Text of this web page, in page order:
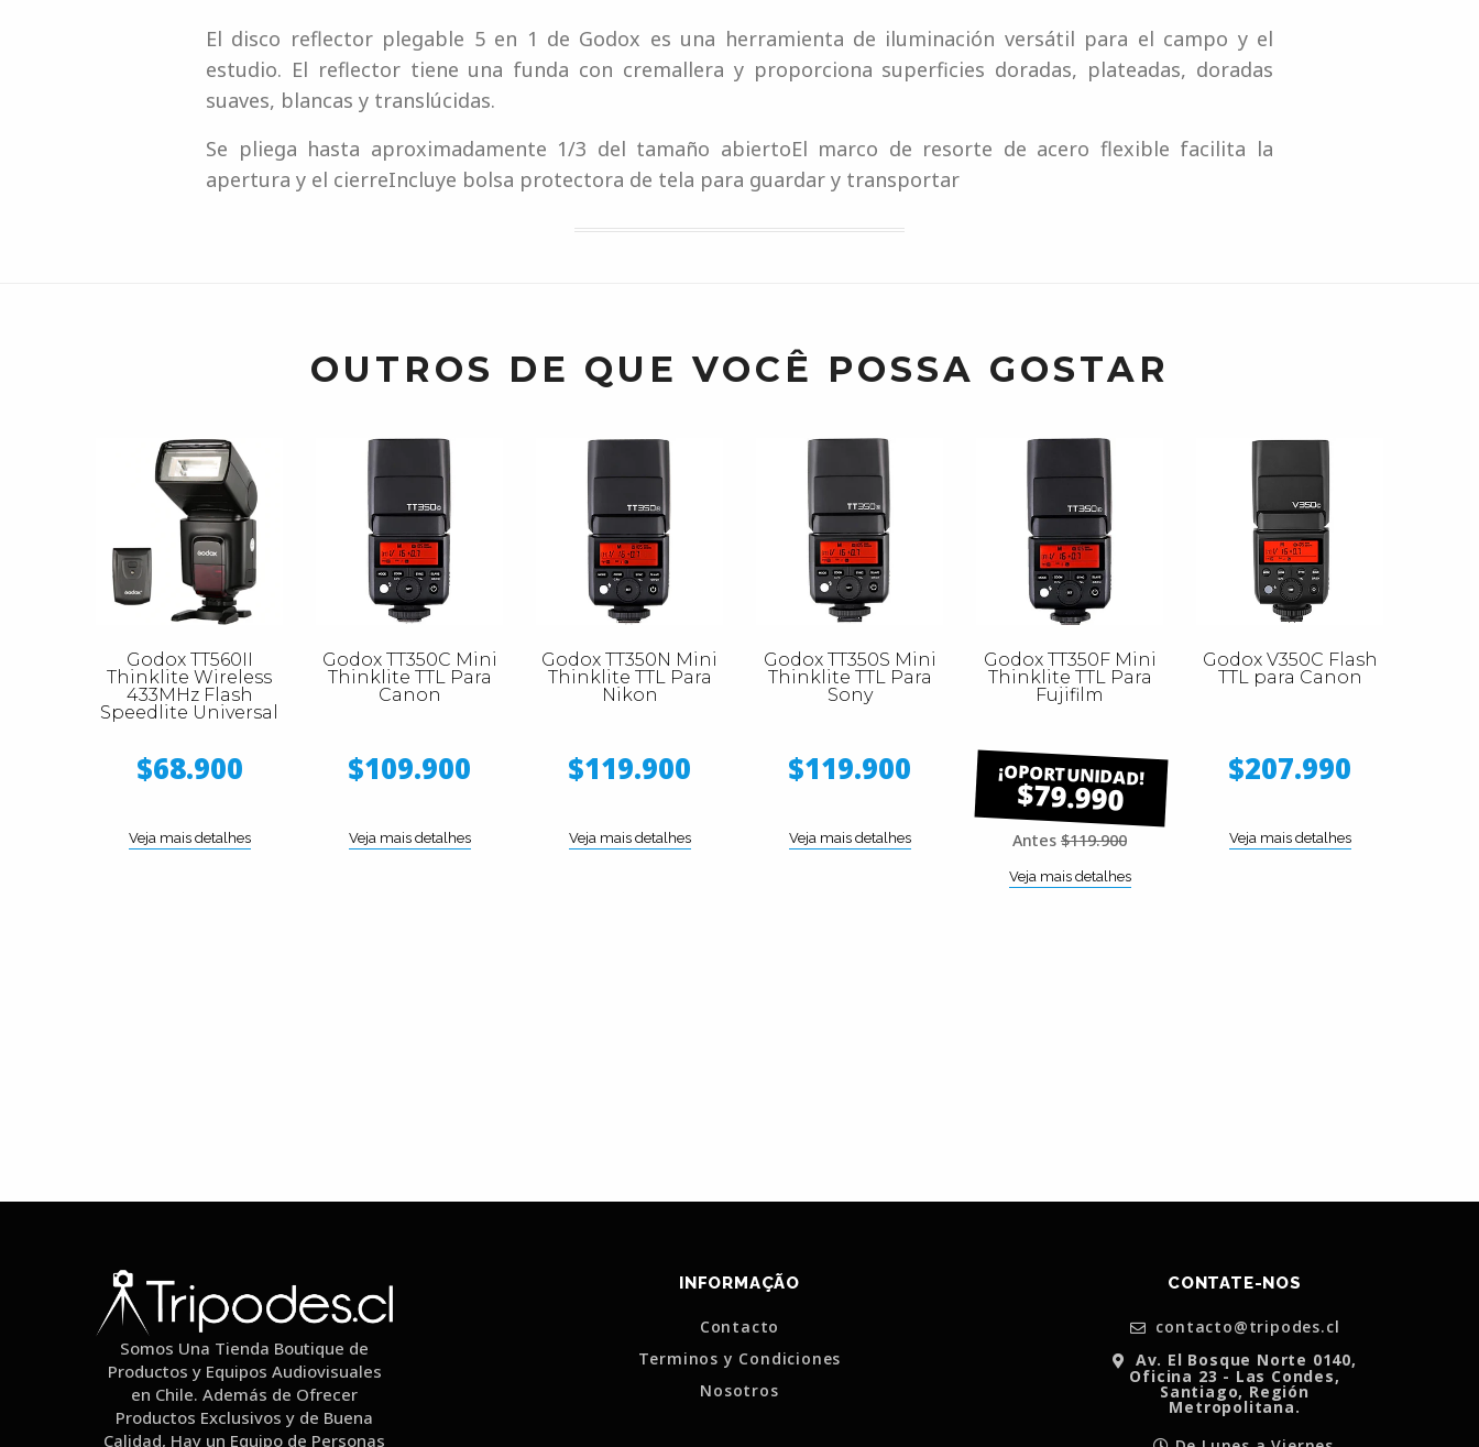
El disco reflector plegable 5 en 1 de Godox es una herramienta de iluminación versátil para el campo y el
estudio. El reflector tiene una funda con cremallera y proporciona superficies doradas, plateadas, doradas
suaves, blancas y translúcidas.
Se pliega hasta aproximadamente 1/3 del tamaño abiertoEl marco de resorte de acero flexible facilita la
apertura y el cierreIncluye bolsa protectora de tela para guardar y transportar
OUTROS DE QUE VOCÊ POSSA GOSTAR
Godox TT560II
Thinklite Wireless
433MHz Flash
Speedlite Universal
$68.900
Veja mais detalhes
Godox TT350C Mini
Thinklite TTL Para
Canon
$109.900
Veja mais detalhes
Godox TT350N Mini
Thinklite TTL Para
Nikon
$119.900
Veja mais detalhes
Godox TT350S Mini
Thinklite TTL Para
Sony
$119.900
Veja mais detalhes
Godox TT350F Mini
Thinklite TTL Para
Fujifilm
$79.990
Antes $119.900
Veja mais detalhes
Godox V350C Flash
TTL para Canon
$207.990
Veja mais detalhes
Somos Una Tienda Boutique de
Productos y Equipos Audiovisuales
en Chile. Además de Ofrecer
Productos Exclusivos y de Buena
Calidad, Hay un Equipo de Personas
INFORMAÇÃO
Contacto
Terminos y Condiciones
Nosotros
CONTATE-NOS
contacto@tripodes.cl
Av. El Bosque Norte 0140,
Oficina 23 - Las Condes,
Santiago, Región
Metropolitana.